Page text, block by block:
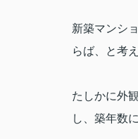
新築マンシ
らば、と考
たしかに外
し、築年数